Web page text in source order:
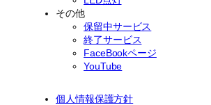
その他
保留中サービス
終了サービス
FaceBookページ
YouTube
個人情報保護方針